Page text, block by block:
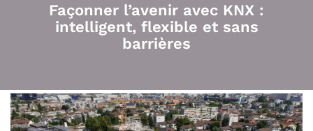
Façonner l’avenir avec KNX :
intelligent, flexible et sans
barrières